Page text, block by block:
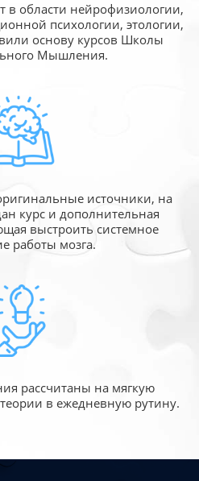
в области нейрофизиологии,
психологии, этологии,
основу курсов Школы
Мышления.
источники, на
курс и дополнительная
выстроить системное
работы мозга.
рассчитаны на мягкую
теории в ежедневную рутину.